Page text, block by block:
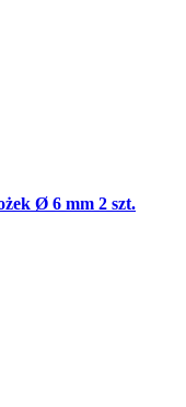
Ø 6 mm 2 szt.